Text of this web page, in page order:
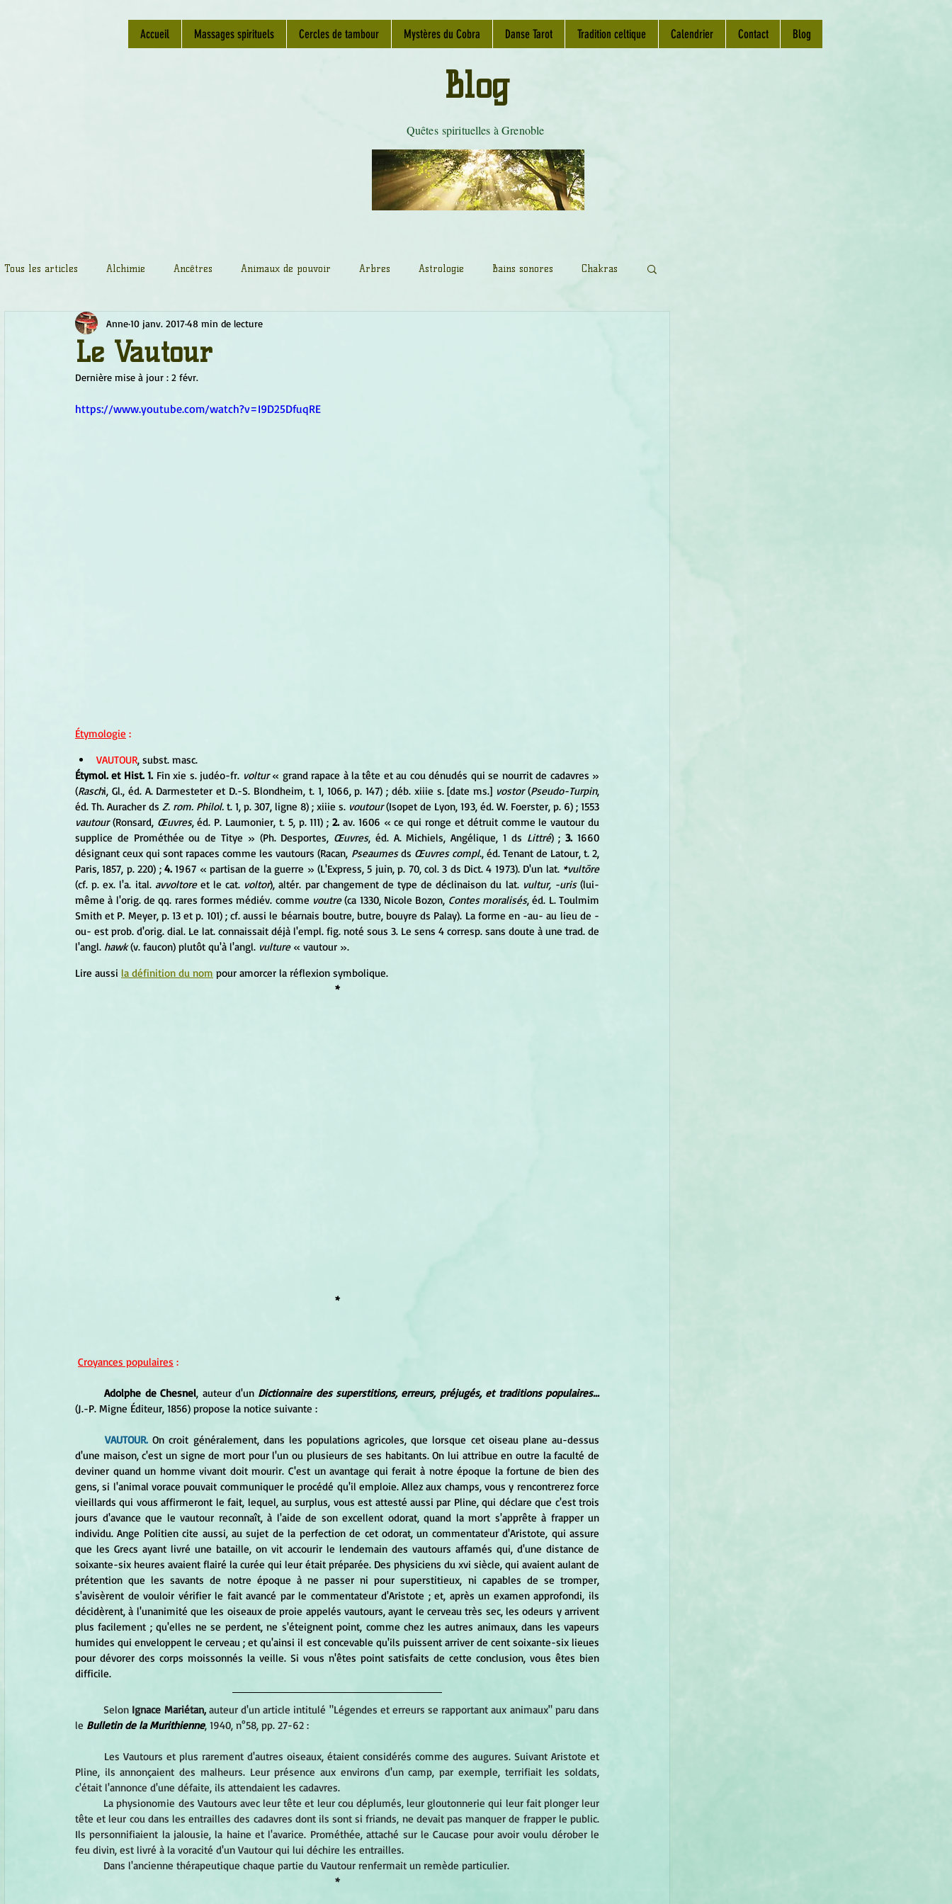
Accueil Massages spirituels Cercles de tambour Mystères du Cobra Danse Tarot Tradition celtique Calendrier Contact Blog
Quêtes spirituelles à Grenoble
Blog
Tous les articles Alchimie Ancêtres Animaux de pouvoir Arbres Astrologie Bains sonores Chakras
Chamanisme Champignons Conscience
Fleurs de Bach Géométrie sacrée
Le Vautour
Anne10 janv. 201748 min de lecture
Dernière mise à jour : 2 févr.
https://www.youtube.com/watch?v=I9D25DfuqRE
Étymologie :
VAUTOUR, subst. masc.
Étymol. et Hist. 1. Fin xie s. judéo-fr. voltur « grand rapace à la tête et au cou dénudés qui se nourrit de cadavres »
(Raschi, Gl., éd. A. Darmesteter et D.-S. Blondheim, t. 1, 1066, p. 147) ; déb. xiiie s. [date ms.] vostor (Pseudo-Turpin,
éd. Th. Auracher ds Z. rom. Philol. t. 1, p. 307, ligne 8) ; xiiie s. voutour
vautour (Ronsard, Œuvres, éd. P. Laumonier, t. 5, p. 111) ; 2. av. 1606 « ce qui ronge et détruit comme le vautour du
supplice de Prométhée ou de Titye » (Ph. Desportes, Œuvres, éd. A. Michiels, Angélique, 1 ds Littré) ; 3. 1660
désignant ceux qui sont rapaces comme les vautours (Racan, Pseaumes ds Œuvres compl., éd. Tenant de Latour, t. 2,
Paris, 1857, p. 220) ; 4. 1967 « partisan de la guerre » (L'Express, 5 juin, p. 70, col. 3 ds Dict. 4 1973). D'un lat.
*vultōre
(cf. p. ex. l'a. ital. avvoltore et le cat. voltor), altér. par changement de type de déclinaison du lat. vultur, -uris (lui-
même à l'orig. de qq. rares formes médiév. comme voutre (ca 1330, Nicole Bozon, Contes moralisés, éd. L. Toulmim
Smith et P. Meyer, p. 13 et p. 101) ; cf. aussi le béarnais boutre, butre, bouyre ds Palay). La forme en -au- au lieu de -
ou- est prob. d'orig. dial. Le lat. connaissait déjà l'empl. fig. noté sous 3. Le sens 4 corresp. sans doute à une trad. de
l'angl. hawk (v. faucon) plutôt qu'à l'angl. vulture « vautour ».
Lire aussi la définition du nom pour amorcer la réflexion symbolique.
*
*
Croyances populaires :
Adolphe de Chesnel, auteur d'un
Dictionnaire des superstitions, erreurs, préjugés, et traditions populaires...
(J.-P. Migne Éditeur, 1856) propose la notice suivante :
VAUTOUR. On croit généralement, dans les populations agricoles, que lorsque cet oiseau plane au-dessus
d'une maison, c'est un signe de mort pour l'un ou plusieurs de ses habitants. On lui attribue en outre la faculté de
deviner quand un homme vivant doit mourir. C'est un avantage qui ferait à notre époque la fortune de bien des
gens, si l'animal vorace pouvait communiquer le procédé qu'il emploie. Allez aux champs, vous y rencontrerez force
vieillards qui vous affirmeront le fait, lequel, au surplus, vous est attesté aussi par Pline, qui déclare que c'est trois
jours d'avance que le vautour reconnaît, à l'aide de son excellent odorat, quand la mort s'apprête à frapper un
individu. Ange Politien cite aussi, au sujet de la perfection de cet odorat, un commentateur d'Aristote, qui assure
que les Grecs ayant livré une bataille, on vit accourir le lendemain des vautours affamés qui, d'une distance de
soixante-six heures avaient flairé la curée qui leur était préparée. Des physiciens du xvi siècle, qui avaient aulant de
prétention que les savants de notre époque à ne passer ni pour superstitieux, ni capables de se tromper,
s'avisèrent de vouloir vérifier le fait avancé par le commentateur d'Aristote ; et, après un examen approfondi, ils
décidèrent, à l'unanimité que les oiseaux de proie appelés vautours, ayant le cerveau très sec, les odeurs y arrivent
plus facilement ; qu'elles ne se perdent, ne s'éteignent point, comme chez les autres animaux, dans les vapeurs
humides qui enveloppent le cerveau ; et qu'ainsi il est concevable qu'ils puissent arriver de cent soixante-six lieues
pour dévorer des corps moissonnés la veille. Si vous n'êtes point satisfaits de cette conclusion, vous êtes bien
difficile.
Selon Ignace Mariétan, auteur d'un article intitulé "Légendes et erreurs se rapportant aux animaux" paru dans
le Bulletin de la Murithienne, 1940, n°58, pp. 27-62 :
Les Vautours et plus rarement d'autres oiseaux, étaient considérés comme des augures. Suivant Aristote et
Pline, ils annonçaient des malheurs. Leur présence aux environs d'un camp, par exemple, terrifiait les soldats,
c'était l'annonce d'une défaite, ils attendaient les cadavres.
La physionomie des Vautours avec leur tête et leur cou déplumés, leur gloutonnerie qui leur fait plonger leur
tête et leur cou dans les entrailles des cadavres dont ils sont si friands, ne devait pas manquer de frapper le public.
Ils personnifiaient la jalousie, la haine et l'avarice. Prométhée, attaché sur le Caucase pour avoir voulu dérober le
feu divin, est livré à la voracité d'un Vautour qui lui déchire les entrailles.
Dans l'ancienne thérapeutique chaque partie du Vautour renfermait un remède particulier.
*